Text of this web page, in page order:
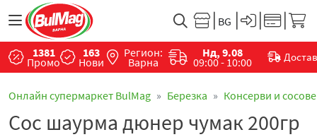
1381
Промо
163
Нови
Регион:
Варна
Нд, 9.08
09:00 - 10:00
Онлайн супермаркет BulMag Березка Консерви и сосове
Сос шаурма дюнер чумак 200гр